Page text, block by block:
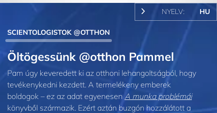
NYELV: HU
SCIENTOLOGISTOK @OTTHON
Öltögessünk @otthon Pammel
Pam úgy keveredett ki az otthoni lehangoltságból, hogy
tevékenykedni kezdett. A termelékeny emberek
boldogok – ez az adat egyenesenA munka problémái
könyvből származik. Ezért aztán buzgón hozzálátott a